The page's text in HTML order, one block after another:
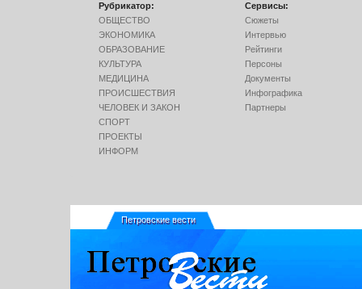
Рубрикатор:
ОБЩЕСТВО
ЭКОНОМИКА
ОБРАЗОВАНИЕ
КУЛЬТУРА
МЕДИЦИНА
ПРОИСШЕСТВИЯ
ЧЕЛОВЕК И ЗАКОН
СПОРТ
ПРОЕКТЫ
ИНФОРМ
Сервисы:
Сюжеты
Интервью
Рейтинги
Персоны
Документы
Инфографика
Партнеры
Петровские вести